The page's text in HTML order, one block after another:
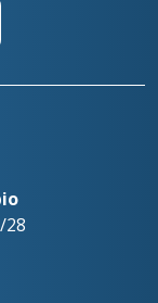
28